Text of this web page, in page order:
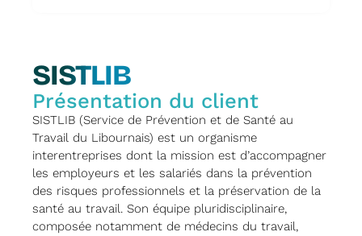
SISTLIB
Présentation du client
SISTLIB (Service de Prévention et de Santé au
Travail du Libournais) est un organisme
interentreprises dont la mission est d’accompagner
les employeurs et les salariés dans la prévention
des risques professionnels et la préservation de la
santé au travail. Son équipe pluridisciplinaire,
composée notamment de médecins du travail,